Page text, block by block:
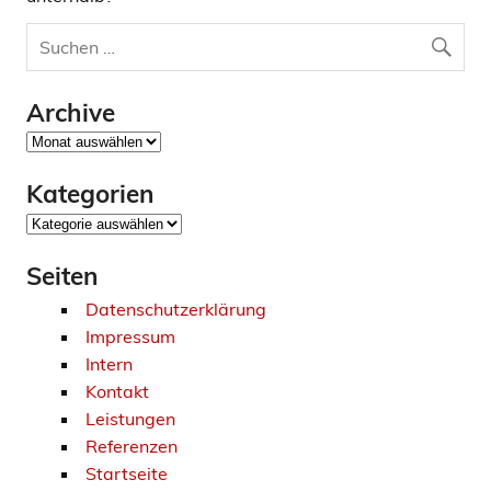
Archive
Archive
Kategorien
Kategorien
Seiten
Datenschutzerklärung
Impressum
Intern
Kontakt
Leistungen
Referenzen
Startseite